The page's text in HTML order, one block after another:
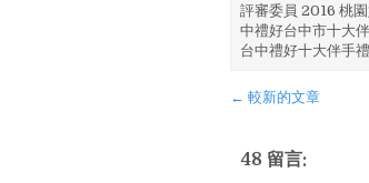
評審委員 2016 桃
中禮好台中市十大
台中禮好十大伴手
← 較新的文章
48 留言: